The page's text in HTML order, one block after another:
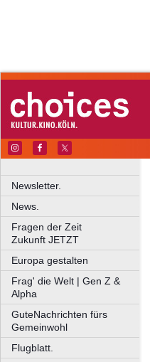
Newsletter.
News.
Fragen der Zeit
Zukunft JETZT
Europa gestalten
Frag' die Welt | Gen Z &
Alpha
GuteNachrichten fürs
Gemeinwohl
Flugblatt.